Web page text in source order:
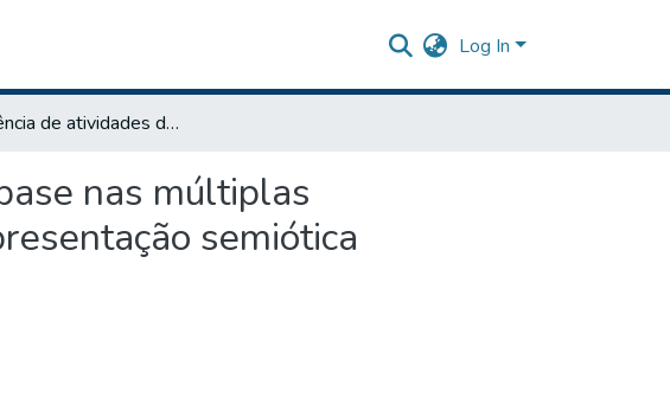
Log In
Sequência de atividades de trigonometria com base nas múltiplas representações e na teoria dos registros de representação semiótica
nas múltiplas
semiótica